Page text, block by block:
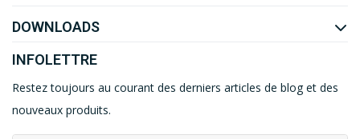
DOWNLOADS
INFOLETTRE
Restez toujours au courant des derniers articles de blog et des
nouveaux produits.